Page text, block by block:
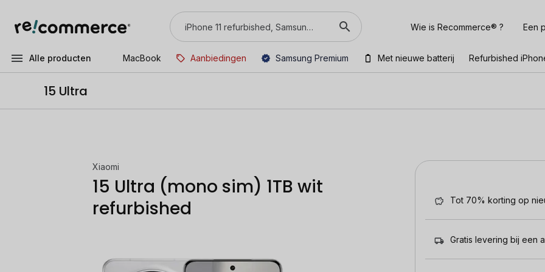
Wie is Recommerce® ? Een
Alle producten MacBook Aanbiedingen Samsung Premium Met nieuwe batterij Refurbished
15 Ultra
Xiaomi
15 Ultra (mono sim) 1TB wit
refurbished
Tot 70% korting op
Gratis levering bij een